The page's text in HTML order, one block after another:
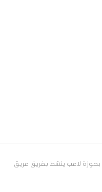
لاعب ينشط بفريق عريق